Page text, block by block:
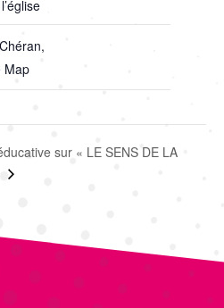
,
Map
sur « LE SENS DE LA